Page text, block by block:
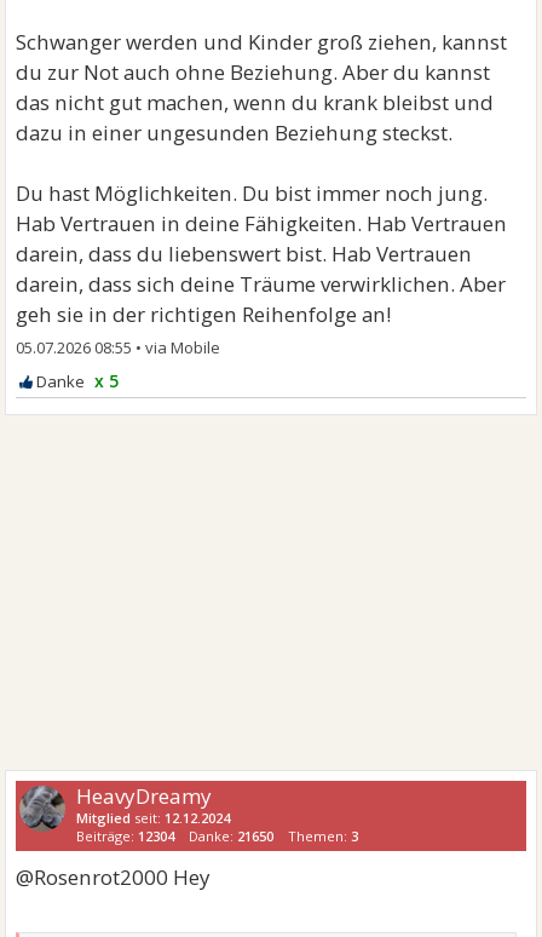
Schwanger werden und Kinder groß ziehen, kannst
du zur Not auch ohne Beziehung. Aber du kannst
das nicht gut machen, wenn du krank bleibst und
dazu in einer ungesunden Beziehung steckst.
Du hast Möglichkeiten. Du bist immer noch jung.
Hab Vertrauen in deine Fähigkeiten. Hab Vertrauen
darein, dass du liebenswert bist. Hab Vertrauen
darein, dass sich deine Träume verwirklichen. Aber
geh sie in der richtigen Reihenfolge an!
05.07.2026 08:55 •
x 5
HeavyDreamy
Mitglied seit: 12.12.2024
Beiträge: 12304 Danke: 21650 Themen:3
@Rosenrot2000 Hey